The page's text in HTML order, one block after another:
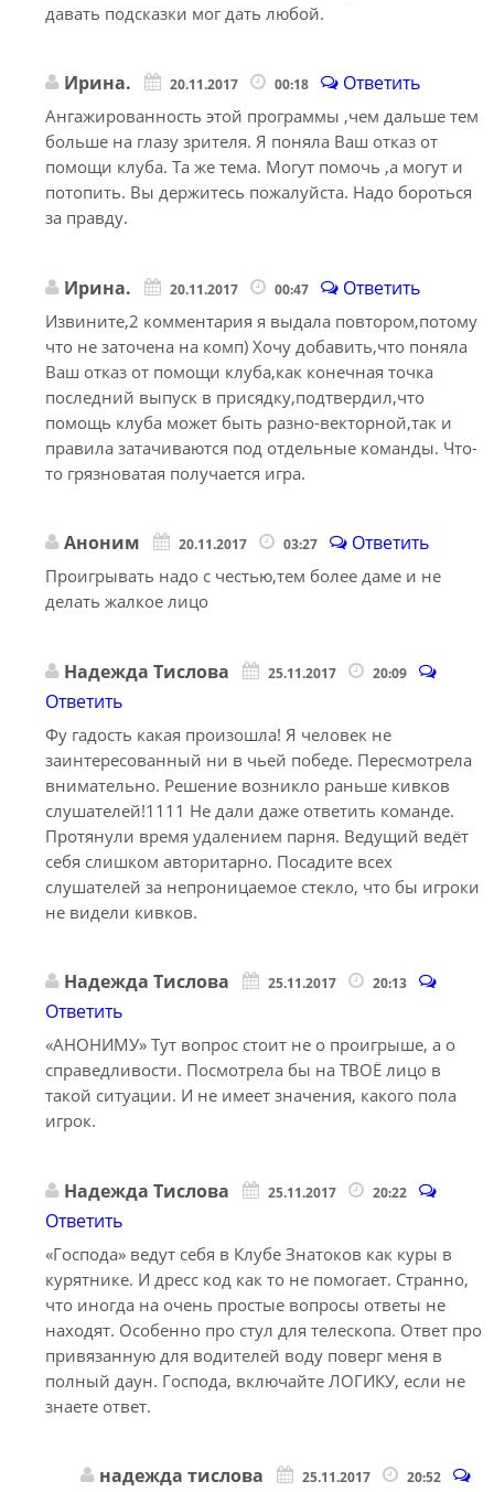
давать подсказки мог дать любой.
Ирина. 20.11.2017 00:18 Ответить
Ангажированность этой программы ,чем дальше тем
больше на глазу зрителя. Я поняла Ваш отказ от
помощи клуба. Та же тема. Могут помочь ,а могут и
потопить. Вы держитесь пожалуйста. Надо бороться
за правду.
Ирина. 20.11.2017 00:47 Ответить
Извините,2 комментария я выдала повтором,потому
что не заточена на комп) Хочу добавить,что поняла
Ваш отказ от помощи клуба,как конечная точка
последний выпуск в присядку,подтвердил,что
помощь клуба может быть разно-векторной,так и
правила затачиваются под отдельные команды. Что-
то грязноватая получается игра.
Аноним 20.11.2017 03:27 Ответить
Проигрывать надо с честью,тем более даме и не
делать жалкое лицо
Надежда Тислова 25.11.2017 20:09
Ответить
Фу гадость какая произошла! Я человек не
заинтересованный ни в чьей победе. Пересмотрела
внимательно. Решение возникло раньше кивков
слушателей!1111 Не дали даже ответить команде.
Протянули время удалением парня. Ведущий ведёт
себя слишком авторитарно. Посадите всех
слушателей за непроницаемое стекло, что бы игроки
не видели кивков.
Надежда Тислова 25.11.2017 20:13
Ответить
«АНОНИМУ» Тут вопрос стоит не о проигрыше, а о
справедливости. Посмотрела бы на ТВОЁ лицо в
такой ситуации. И не имеет значения, какого пола
игрок.
Надежда Тислова 25.11.2017 20:22
Ответить
«Господа» ведут себя в Клубе Знатоков как куры в
курятнике. И дресс код как то не помогает. Странно,
что иногда на очень простые вопросы ответы не
находят. Особенно про стул для телескопа. Ответ про
привязанную для водителей воду поверг меня в
полный даун. Господа, включайте ЛОГИКУ, если не
знаете ответ.
надежда тислова 25.11.2017 20:52